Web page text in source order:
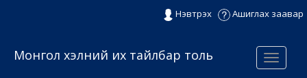
Нэвтрэх Ашиглах заавар
Menu
Монгол хэлний их тайлбар толь